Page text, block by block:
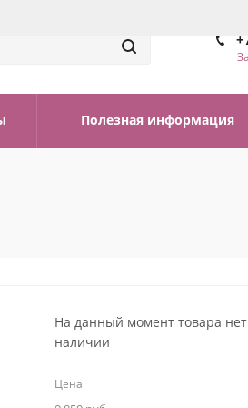
Полезная информация
На данный момент товара
наличии
Цена